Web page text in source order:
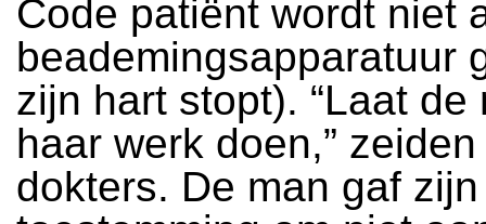
Code patiënt wordt niet
beademingsapparatuur
zijn hart stopt). “Laat de
haar werk doen,”
dokters. De man gaf zijn